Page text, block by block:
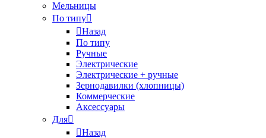
Мельницы
По типу
Назад
По типу
Ручные
Электрические
Электрические + ручные
Зернодавилки (хлопницы)
Коммерческие
Аксессуары
Для
Назад